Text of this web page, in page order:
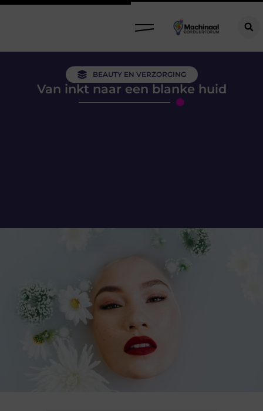
BEAUTY EN VERZORGING
Van inkt naar een blanke huid